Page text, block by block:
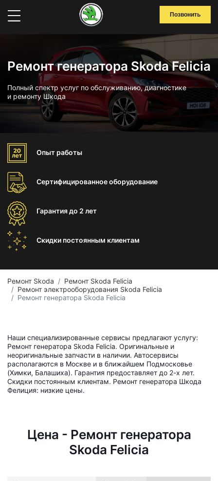
Позвонить
Ремонт генератора Skoda Felicia
Полный спектр услуг по обслуживанию, диагностике
и ремонту Шкода
Опыт работы
Сертифицированноеоборудование
Гарантиядо 2 лет
Скидки постоянным клиентам
Ремонт Skoda
Ремонт Skoda Felicia
Ремонт электрооборудования Skoda Felicia
Ремонт генератора Skoda Felicia
Наши специализированные сервисы предлагают услугу:
Ремонт генератора Skoda Felicia. Оригинальные и
неоригинальные запчасти в наличии. Автосервисы
располагаются в Москве и в ближайшем Подмосковье
(Химки, Балашиха). Гарантия предоставляет до 2-х лет.
Скидки постоянным клиентам. Ремонт генератора Шкода
Фелиция: низкие цены.
Цена - Ремонт генератора
Skoda Felicia